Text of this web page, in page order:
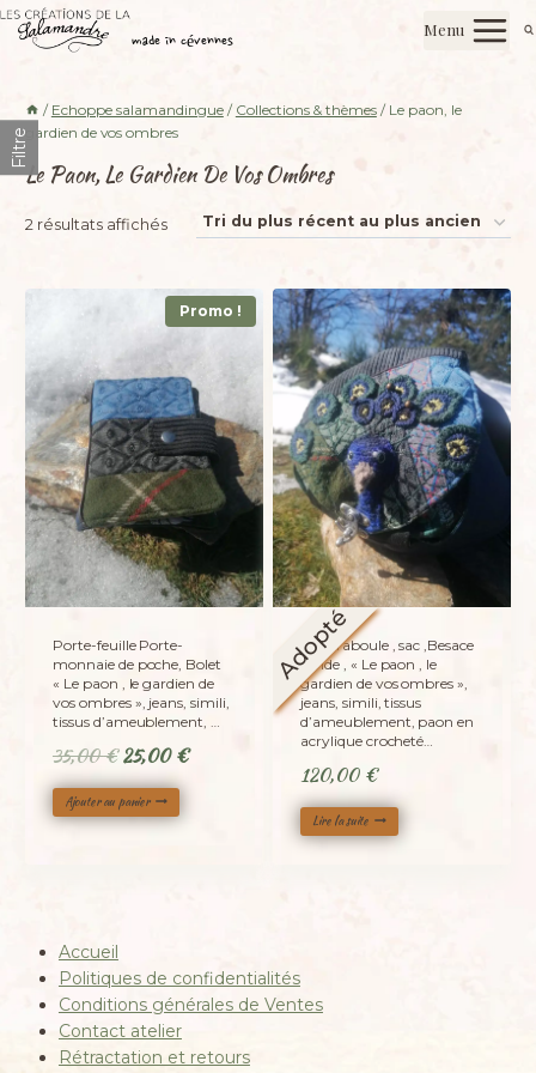
Aller
au
made in cévennes
Menu
/ Echoppe salamandingue / Collections & thèmes / Le paon, le
gardien de vos ombres
Le Paon, Le Gardien De Vos Ombres
2 résultats affichésTrié
plus
récent
au
plus
ancien
Promo !
Porte-feuille Porte-
monnaie de poche, Bolet
« Le paon , le gardien de
vos ombres », jeans, simili,
tissus d’ameublement, …
35,00€ Le
prix
initial
25,00€Le
Ajouter au panier
Adopté
La caraboule , sac ,Besace
ronde , « Le paon , le
gardien de vos ombres »,
jeans, simili, tissus
d’ameublement, paon en
acrylique crocheté…
120,00 €
Lire la suite
Accueil
Politiques de confidentialités
Conditions générales de Ventes
Contact atelier
Rétractation et retours
Filtre